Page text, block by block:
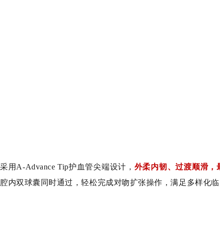
采用A-Advance Tip护血管尖端设计， 外柔内韧、过渡顺滑，
腔内双球囊同时通过，轻松完成对吻扩张操作，满足多样化